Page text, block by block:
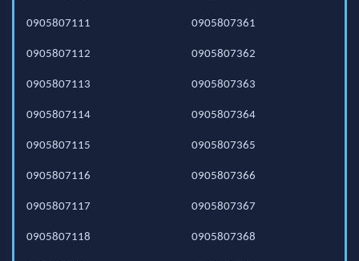
0905807111
0905807112
0905807113
0905807114
0905807115
0905807116
0905807117
0905807118
0905807361
0905807362
0905807363
0905807364
0905807365
0905807366
0905807367
0905807368